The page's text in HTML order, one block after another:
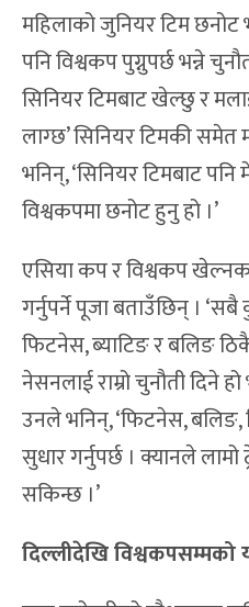
महिलाको जुनियर टिम
पनि विश्वकप पुग्नुपर्छ भन्ने
सिनियर टिमबाट खेल्छु र
लाग्छ’ सिनियर टिमकी
भनिन्, ‘सिनियर टिमबाट
विश्वकपमा छनोट हुनु हो ।’
एसिया कप र विश्वकप
गर्नुपर्ने पूजा बताउँछिन् । ‘सबै
फिटनेस, ब्याटिङ र बलिङ
नेसनलाई राम्रो चुनौती दिने
उनले भनिन्, ‘फिटनेस, बलिङ,
सुधार गर्नुपर्छ । क्यानले लामो
सकिन्छ ।’
दिल्लीदेखि विश्वकपसम्मको